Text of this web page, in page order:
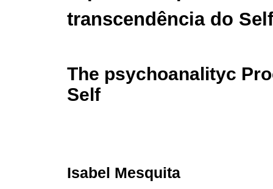
transcendência do Self
The psychoanalityc
Self
Isabel Mesquita